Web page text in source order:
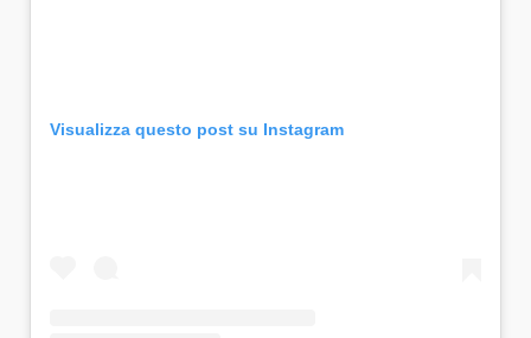
Visualizza questo post su Instagram